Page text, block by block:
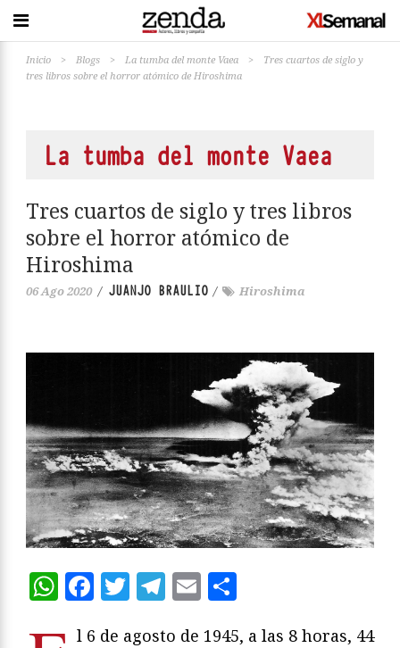
Inicio > Blogs > La tumba del monte Vaea >
Tres cuartos de siglo y
tres libros sobre el horror atómico de Hiroshima
La tumba del monte Vaea
Tres cuartos de siglo y tres libros
sobre el horror atómico de
Hiroshima
06 Ago 2020 / JUANJO BRAULIO / Hiroshima
WhatsApp
Facebook
Twitter
Telegram
Email
l 6 de agosto de 1945, a las 8 horas, 44